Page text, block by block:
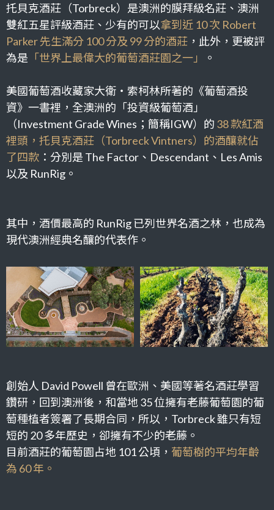
托貝克酒莊（Torbreck） 是澳洲的膜拜級名莊、澳洲
雙紅五星評級酒莊、少有的可以拿到近 10 次 Robert
Parker 先生滿分 100 分及 99 分的酒莊 ，此外， 更被評
為是 「世界上最偉大的葡萄酒莊園之一」 。
美國葡萄酒收藏家大衛‧索柯林所著的《葡萄酒投
資》一書裡，全澳洲的「投資級葡萄酒」
（Investment Grade Wines；簡稱IGW）的 38 款紅酒
裡頭，托貝克酒莊（Torbreck Vintners）的酒釀就佔
了四款 ：分別是 The Factor、Descendant、Les Amis
以及 RunRig。
其中，酒價最高的 RunRig 已列世界名酒之林，也成為
現代澳洲經典名釀的代表作。
創始人 David Powell 曾在歐洲、美國等著名酒莊學習
鑽研，回到澳洲後， 和當地 35 位擁有老藤葡萄園的葡
萄種植者簽署了長期合同，所以，Torbreck 雖只有短
短的 20 多年歷史，卻擁有不少的老藤。
目前酒莊的葡萄園占地 101 公頃， 葡萄樹的平均年齡
為 60 年。